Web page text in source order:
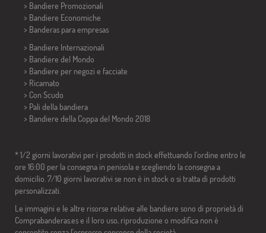
> Bandiere Promozionali
> Bandiere Economiche
> Banderas para empresas
> Bandiere Internazionali
> Bandiere del Mondo
> Bandiere per negozi e facciate
> Ricamato
> Con Scudo
> Pali della bandiera
> Bandiere della Coppa del Mondo 2018
* 1/2 giorni lavorativi per i prodotti in stock effettuando l'ordine entro le
ore 16:00 per la consegna in penisola e scegliendo la consegna a
domicilio. 7/10 giorni lavorativi se non è in stock o si tratta di prodotti
personalizzati.
Le immagini e le altre risorse relative alle bandiere sono di proprietà di
Comprabanderas.es e il loro uso, riproduzione o modifica non è